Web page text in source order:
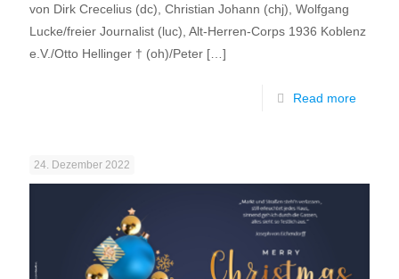
von Dirk Crecelius (dc), Christian Johann (chj), Wolfgang
Lucke/freier Journalist (luc), Alt-Herren-Corps 1936 Koblenz
e.V./Otto Hellinger † (oh)/Peter […]
Read more
24. Dezember 2022